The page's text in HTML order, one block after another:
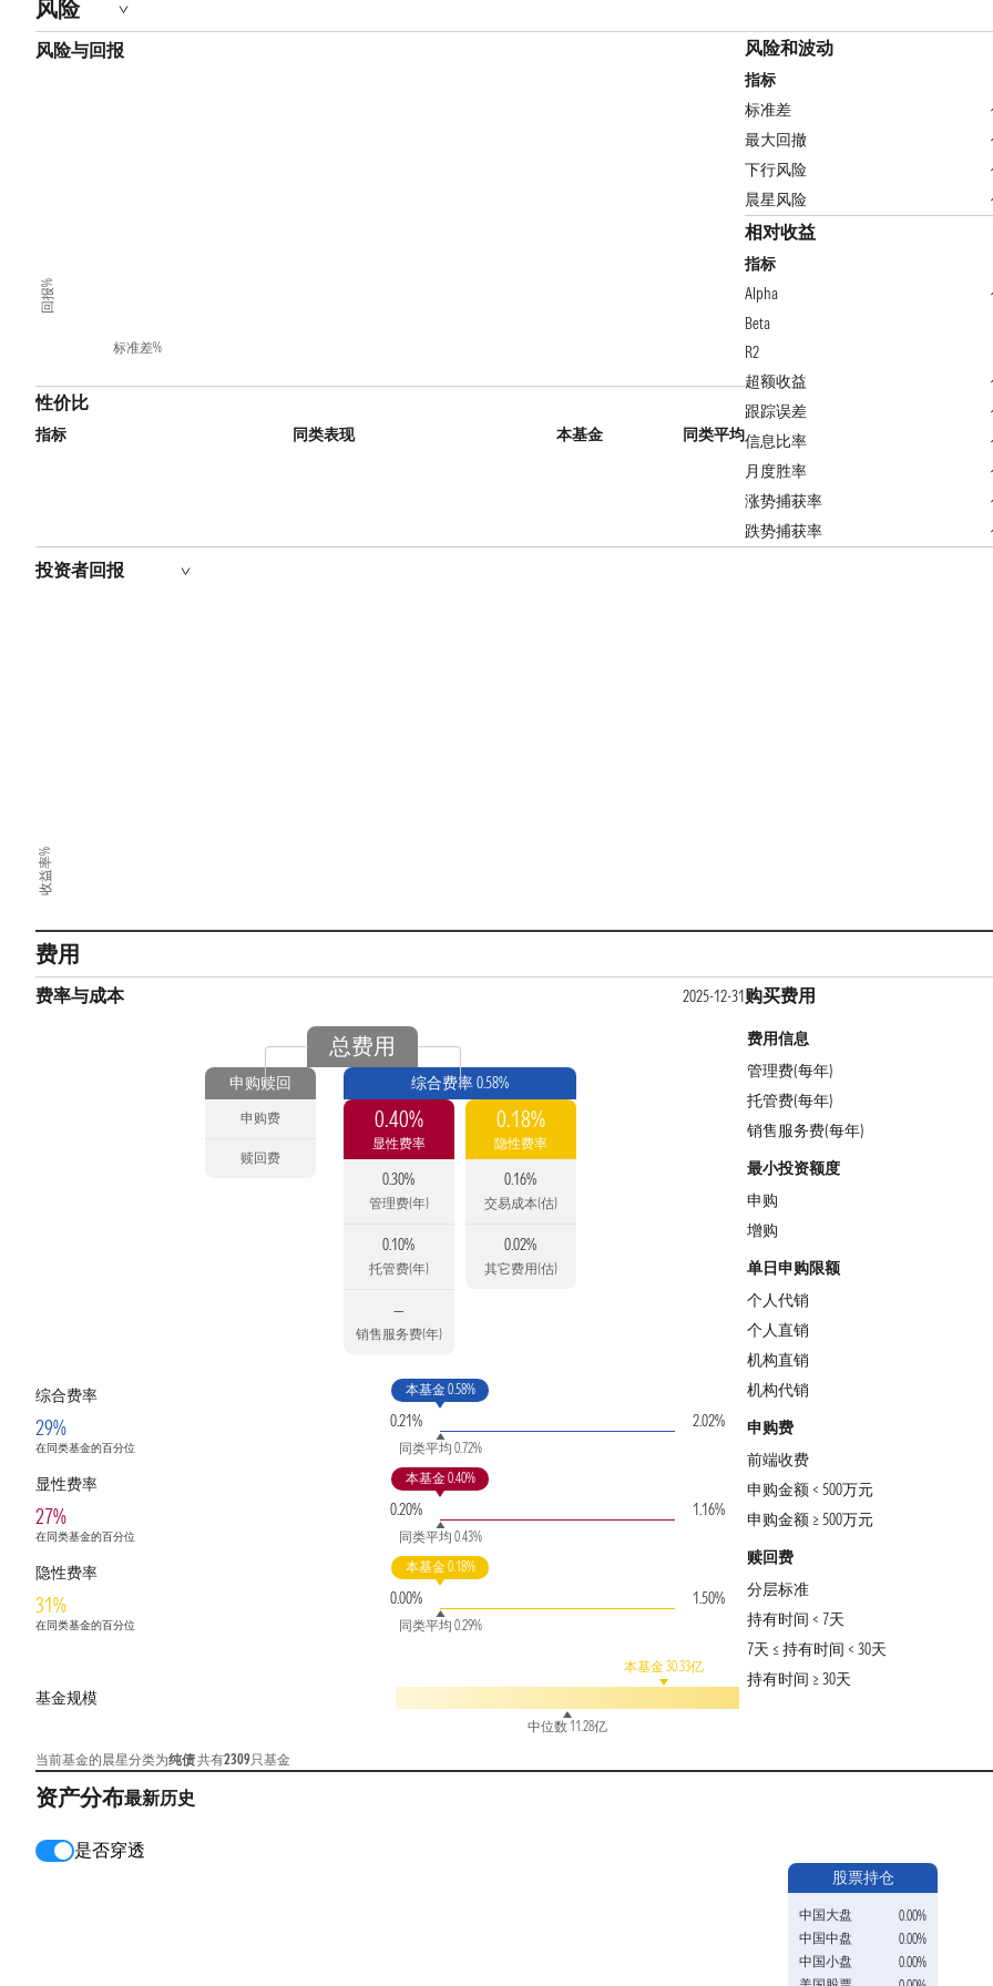
风险
风险与回报
标准差%
回报%
性价比
指标 同类表现 本基金 同类平均
风险和波动
指标
标准差
最大回撤
下行风险
晨星风险
相对收益
指标
Alpha
Beta
R2
超额收益
跟踪误差
信息比率
月度胜率
涨势捕获率
跌势捕获率
投资者回报
收益率%
费用
费率与成本 2025-12-31
总费用
申购赎回
申购费
赎回费
综合费率 0.58%
0.40%
显性费率
0.30%
管理费(年)
0.10%
托管费(年)
—
销售服务费(年)
0.18%
隐性费率
0.16%
交易成本(估)
0.02%
其它费用(估)
综合费率
29%
在同类基金的百分位
0.21%
本基金 0.58%
同类平均 0.72%
2.02%
显性费率
27%
在同类基金的百分位
0.20%
本基金 0.40%
同类平均 0.43%
1.16%
隐性费率
31%
在同类基金的百分位
0.00%
本基金 0.18%
同类平均 0.29%
1.50%
基金规模
本基金 30.33亿
中位数 11.28亿
当前基金的晨星分类为纯债共有2309只基金
购买费用
费用信息
管理费(每年)
托管费(每年)
销售服务费(每年)
最小投资额度
申购
增购
单日申购限额
个人代销
个人直销
机构直销
机构代销
申购费
前端收费
申购金额 < 500万元
申购金额 ≥ 500万元
赎回费
分层标准
持有时间 < 7天
7天 ≤ 持有时间 < 30天
持有时间 ≥ 30天
资产分布最新历史
是否穿透
股票持仓
中国大盘
0.00%
中国中盘
0.00%
中国小盘
0.00%